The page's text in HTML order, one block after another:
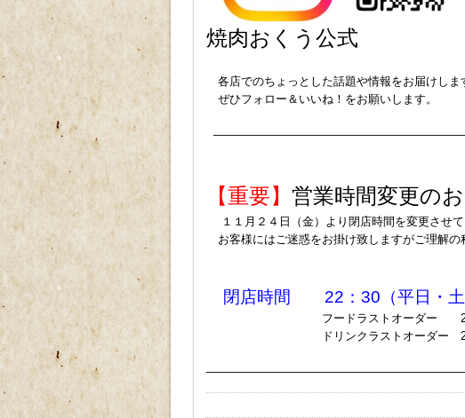
焼肉おくう公式
各店でのちょっとした話題や情報をお届けしま
ぜひフォロー＆いいね！をお願いします。
【重要】 営業時間変更の
１１月２４日（金）より閉店時間を変更させて
お客様にはご迷惑をお掛け致しますがご理解の
閉店時間 22：30（平日・土
フードラストオーダー
ドリンクラストオーダー 22